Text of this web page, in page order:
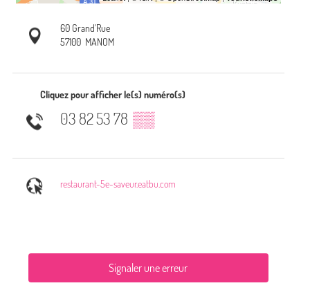
60 Grand'Rue
57100 MANOM
Cliquez pour afficher le(s) numéro(s)
03 82 53 78 ▒▒
restaurant-5e-saveur.eatbu.com
Signaler une erreur